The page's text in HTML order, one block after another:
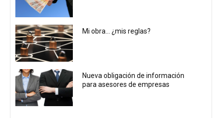
Mi obra… ¿mis reglas?
Nueva obligación de información
para asesores de empresas